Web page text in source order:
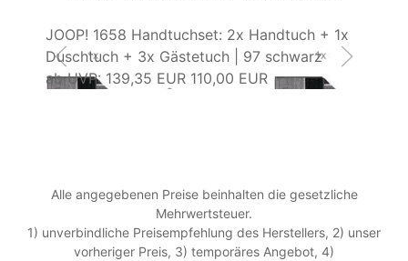
JOOP! 1658 Handtuchset: 2x Handtuch + 1x
Duschtuch + 3x Gästetuch | 97 schwarz
abUVP: 139,35 EUR 110,00 EUR
Alle angegebenen Preise beinhalten die gesetzliche
Mehrwertsteuer.
1) unverbindliche Preisempfehlung des Herstellers, 2) unser
vorheriger Preis, 3) temporäres Angebot, 4)